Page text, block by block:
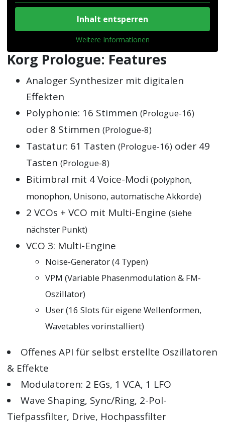
Inhalt entsperren
Weitere Informationen
Korg Prologue: Features
Analoger Synthesizer mit digitalen
Effekten
Polyphonie: 16 Stimmen(Prologue-16)
oder 8 Stimmen(Prologue-8)
Tastatur: 61 Tasten(Prologue-16) oder 49
Tasten(Prologue-8)
Bitimbral mit 4 Voice-Modi(polyphon,
monophon, Unisono, automatische Akkorde)
2 VCOs + VCO mit Multi-Engine(siehe
nächster Punkt)
VCO 3: Multi-Engine
Noise-Generator (4 Typen)
VPM (Variable Phasenmodulation & FM-
Oszillator)
User (16 Slots für eigene Wellenformen,
Wavetables vorinstalliert)
Offenes API für selbst erstellte Oszillatoren
& Effekte
Modulatoren: 2 EGs, 1 VCA, 1 LFO
Wave Shaping, Sync/Ring, 2-Pol-
Tiefpassfilter, Drive, Hochpassfilter